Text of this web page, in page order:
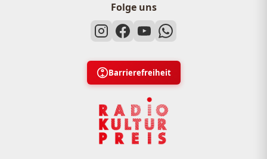
Folge uns
Barrierefreiheit